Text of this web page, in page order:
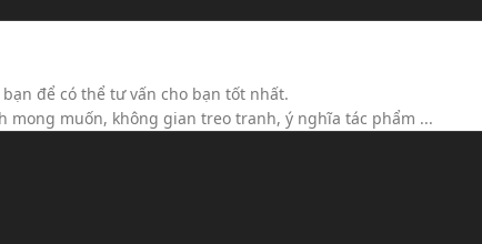
để có thể tư vấn cho bạn tốt nhất.
muốn, không gian treo tranh, ý nghĩa tác phẩm ...